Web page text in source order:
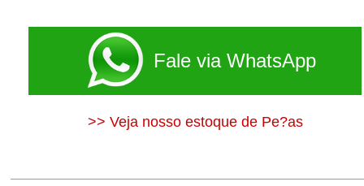
Fale via WhatsApp
>> Veja nosso estoque de Pe?as